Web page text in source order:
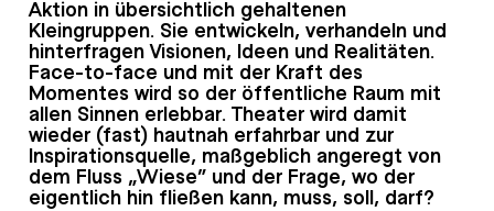
Aktion in übersichtlich gehaltenen
Kleingruppen. Sie entwickeln, verhandeln und
hinterfragen Visionen, Ideen und Realitäten.
Face-to-face und mit der Kraft des
Momentes wird so der öffentliche Raum mit
allen Sinnen erlebbar. Theater wird damit
wieder (fast) hautnah erfahrbar und zur
Inspirationsquelle, maßgeblich angeregt von
dem Fluss „Wiese“ und der Frage, wo der
eigentlich hin fließen kann, muss, soll, darf?